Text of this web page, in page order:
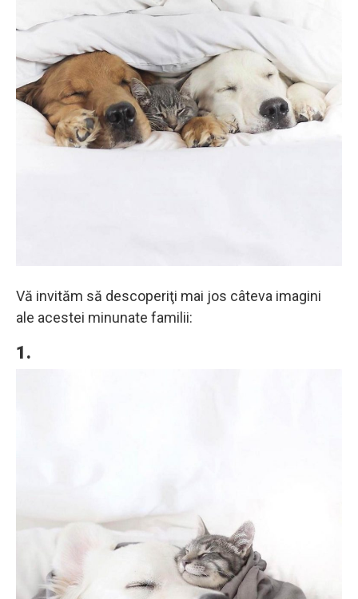
Vă invităm să descoperiţi mai jos câteva imagini
ale acestei minunate familii:
1.